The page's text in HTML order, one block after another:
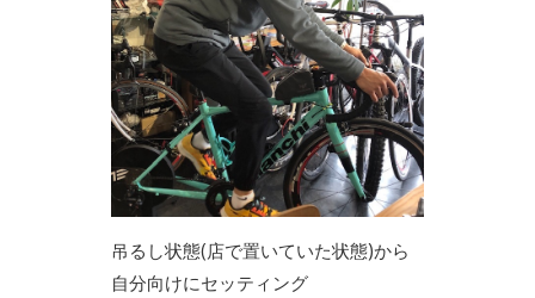
吊るし状態(店で置いていた状態)から
自分向けにセッティング